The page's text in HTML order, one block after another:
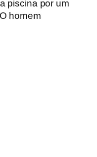
piscina por um
homem